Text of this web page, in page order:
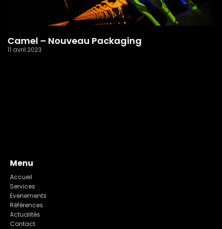
Camel – Nouveau Packaging
11 avril 2023
Menu
Accueil
Services
Evenements
Références
Actualités
Contact